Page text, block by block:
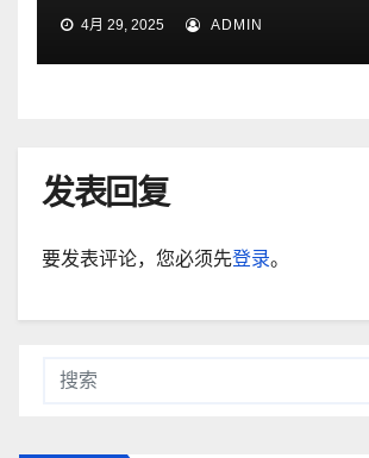
4月 29, 2025 ADMIN
发表回复
要发表评论，您必须先登录。